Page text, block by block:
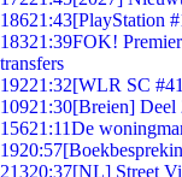
18621:43[PlayStation
18321:39FOK!
transfers
19221:32[WLR SC
10921:30[Breien] Deel
15621:11De
1920:57
21320:37[NL] Street